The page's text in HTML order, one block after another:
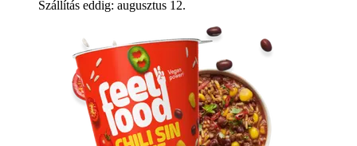
Szállítás eddig: augusztus 12.